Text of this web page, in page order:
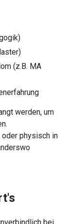
(z.B. MA
werden, um
physisch in
bei